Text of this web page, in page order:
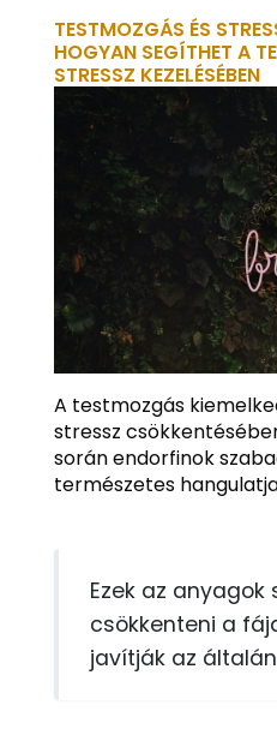
TESTMOZGÁS ÉS
HOGYAN SEGÍTHET A
STRESSZ KEZELÉSÉBEN
A testmozgás
stressz
során endorfinok
természetes
Ezek az anyagok
csökkenteni a
javítják az